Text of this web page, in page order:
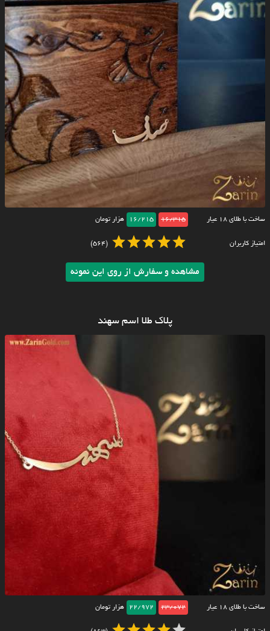
ساخت با طلای ۱۸ عیار 16/315
16/215 هزار تومان
امتیاز کاربران (564)
مشاهده و سفارش از روی این نمونه
پلاک طلا اسم سهند
ساخت با طلای ۱۸ عیار 23/072
22/972 هزار تومان